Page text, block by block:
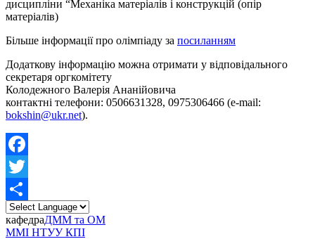
дисципліни “Механіка матеріалів і конструкцій (опір
матеріалів)
Більше інформації про олімпіаду за посиланням
Додаткову інформацію можна отримати у відповідального
секретаря оргкомітету
Колодежного Валерія Ананійовича
контактні телефони: 0506631328, 0975306466 (e-mail:
bokshin@ukr.net).
Facebook
Twitter
Share
кафедраДММ та ОМ
ММІ НТУУ КПІ